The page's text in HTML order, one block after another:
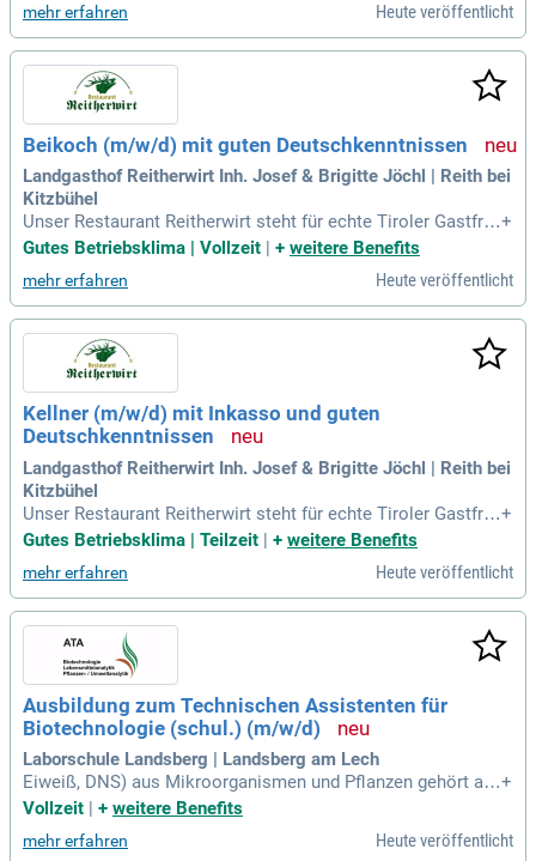
mehr erfahren Heute veröffentlicht
Beikoch (m/w/d) mit guten Deutschkenntnissen
Landgasthof Reitherwirt Inh. Josef & Brigitte Jöchl | Reith bei
Kitzbühel
Unser Restaurant Reitherwirt steht für echte Tiroler Gastfre
undschaft, regionale Kulinarik und familiäre Gemütlichkeit –
schaft. Anstellungsart: Vollzeit.
+
Gutes Betriebsklima | Vollzeit
+ weitere Benefits
mehr erfahren Heute veröffentlicht
Kellner (m/w/d) mit Inkasso und guten
Deutschkenntnissen
Landgasthof Reitherwirt Inh. Josef & Brigitte Jöchl | Reith bei
Kitzbühel
Unser Restaurant Reitherwirt steht für echte Tiroler Gastfre
undschaft, regionale Kulinarik und familiäre Gemütlichkeit –
schaft. Anstellungsart: Teilzeit.
+
Gutes Betriebsklima | Teilzeit | + weitere Benefits
mehr erfahren Heute veröffentlicht
Ausbildung zum Technischen Assistenten für
Biotechnologie (schul.) (m/w/d)
Laborschule Landsberg | Landsberg am Lech
Eiweiß, DNS) aus Mikroorganismen und Pflanzen gehört au
ch ihre Anzucht und Probenaufbereitung. Chemisches Rech
+
Vollzeit | + weitere Benefits
mehr erfahren Heute veröffentlicht